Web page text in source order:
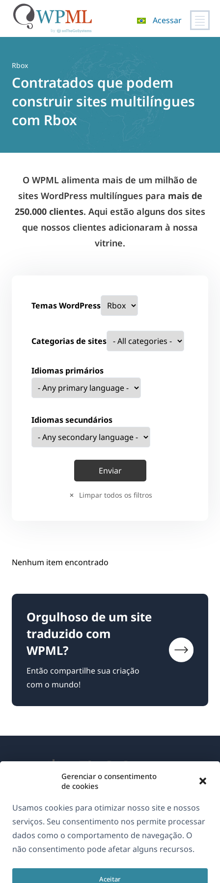
Gerenciar o consentimento
de cookies
Usamos cookies para otimizar nosso site e nossos
serviços. Seu consentimento nos permite processar
dados como o comportamento de navegação. O
não consentimento pode afetar alguns recursos.
Aceitar
Acessar
Rbox
Contratados que podem
construir sites multilíngues
com Rbox
O WPML alimenta mais de um milhão de
sites WordPress multilíngues para mais de
250.000 clientes. Aqui estão alguns dos sites
que nossos clientes adicionaram à nossa
vitrine.
Temas WordPress
Categorias de sites
Idiomas primários
Idiomas secundários
Limpar todos os filtros
Nenhum item encontrado
Orgulhoso de um site
traduzido com
WPML?
Então compartilhe sua criação
com o mundo!
GDPR & Política de Privacidade
Junte-se à nossa equipe(abre
em
(abre
em
uma
(abre
em
uma
(abre
em